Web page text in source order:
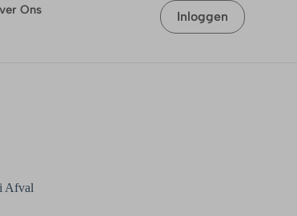
Ons
Inloggen
Afval